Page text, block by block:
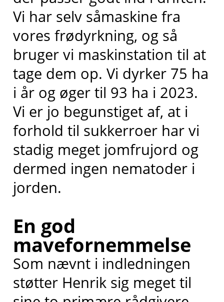
Vi har selv såmaskine fra
vores frødyrkning, og så
bruger vi maskinstation til at
tage dem op. Vi dyrker 75 ha
i år og øger til 93 ha i 2023.
Vi er jo begunstiget af, at i
forhold til sukkerroer har vi
stadig meget jomfrujord og
dermed ingen nematoder i
jorden.
En god
mavefornemmelse
Som nævnt i indledningen
støtter Henrik sig meget til